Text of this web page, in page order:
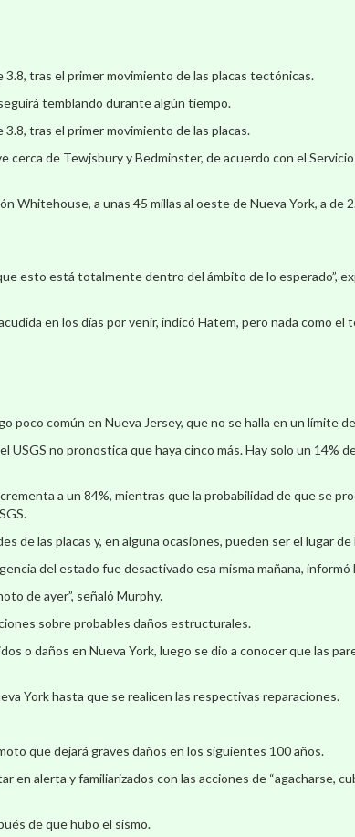
tras el primer movimiento de las placas tectónicas.
temblando durante algún tiempo.
tras el primer movimiento de las placas.
de Tewjsbury y Bedminster, de acuerdo con el
a unas 45 millas al oeste de Nueva York, a de
esto está totalmente dentro del ámbito de lo esperado”,
en los días por venir, indicó Hatem, pero nada como el
común en Nueva Jersey, que no se halla en un límite
no pronostica que haya cinco más. Hay solo un 14%
a un 84%, mientras que la probabilidad de que se
de las placas y, en alguna ocasiones, pueden ser el lugar
del estado fue desactivado esa misma mañana,
de ayer”, señaló Murphy.
sobre probables daños estructurales.
o daños en Nueva York, luego se dio a conocer que las
York hasta que se realicen las respectivas reparaciones.
que dejará graves daños en los siguientes 100 años.
alerta y familiarizados con las acciones de “agacharse,
de que hubo el sismo.